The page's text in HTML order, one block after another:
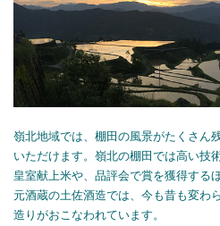
嶺北地域では、棚田の風景がたくさん
いただけます。嶺北の棚田では高い技
皇室献上米や、品評会で賞を獲得する
元酒蔵の土佐酒造では、今も昔も変わ
造りがおこなわれています。